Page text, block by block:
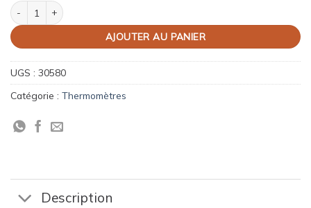
quantité de Recharge thermomètre confiseur
AJOUTER AU PANIER
UGS : 30580
Catégorie : Thermomètres
Description